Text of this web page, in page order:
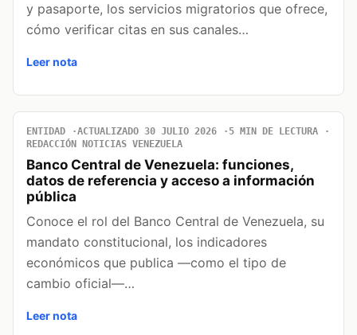
y pasaporte, los servicios migratorios que ofrece,
cómo verificar citas en sus canales…
Leer nota
ENTIDAD ACTUALIZADO 30 JULIO 2026
5 MIN DE LECTURA
REDACCIÓN NOTICIAS VENEZUELA
Banco Central de Venezuela: funciones,
datos de referencia y acceso a información
pública
Conoce el rol del Banco Central de Venezuela, su
mandato constitucional, los indicadores
económicos que publica —como el tipo de
cambio oficial—…
Leer nota